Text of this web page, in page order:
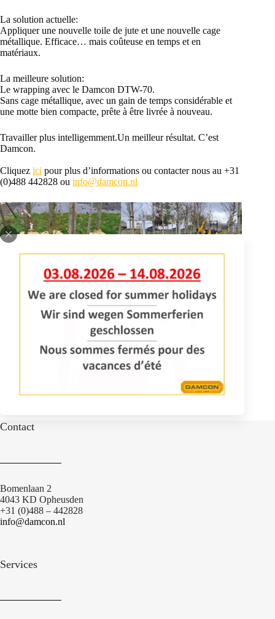
La solution actuelle:
Appliquer une nouvelle toile de jute et une nouvelle cage
métallique. Efficace… mais coûteuse en temps et en
matériaux.
La meilleure solution:
Le wrapping avec le Damcon DTW-70.
Sans cage métallique, avec un gain de temps considérable et
une motte bien compacte, prête à être livrée à nouveau.
Travailler plus intelligemment.Un meilleur résultat. C’est
Damcon.
Cliquez ici pour plus d’informations ou contacter nous au +31
(0)488 442828 ou info@damcon.nl
Contact
Bomenlaan 2
4043 KD Opheusden
+31 (0)488 – 442828
info@damcon.nl
Services